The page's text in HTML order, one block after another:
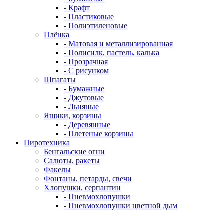
- Крафт
- Пластиковые
- Полиэтиленовые
Плёнка
- Матовая и металлизированная
- Полисилк, пастель, калька
- Прозрачная
- С рисунком
Шпагаты
- Бумажные
- Джутовые
- Льняные
Ящики, корзины
- Деревянные
- Плетеные корзины
Пиротехника
Бенгальские огни
Салюты, ракеты
Факелы
Фонтаны, петарды, свечи
Хлопушки, серпантин
- Пневмохлопушки
- Пневмохлопушки цветной дым